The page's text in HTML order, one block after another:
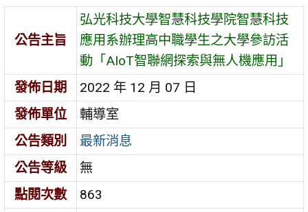
公告主旨
弘光科技大學智慧科技學院智慧科技
應用系辦理高中職學生之大學參訪活
動「AIoT智聯網探索與無人機應用」
發佈日期
2022 年 12 月 07 日
發佈單位
輔導室
公告類別
最新消息
公告等級
無
點閱次數
863